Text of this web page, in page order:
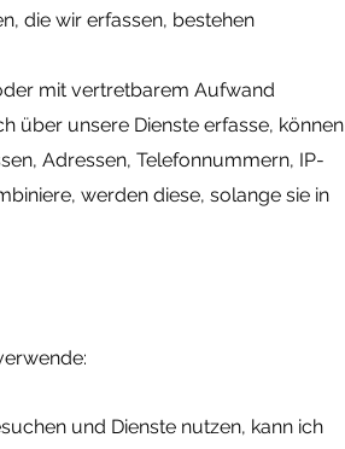
die wir erfassen, bestehen
mit vertretbarem Aufwand
über unsere Dienste erfasse, können
Adressen, Telefonnummern, IP-
werden diese, solange sie in
und Dienste nutzen, kann ich